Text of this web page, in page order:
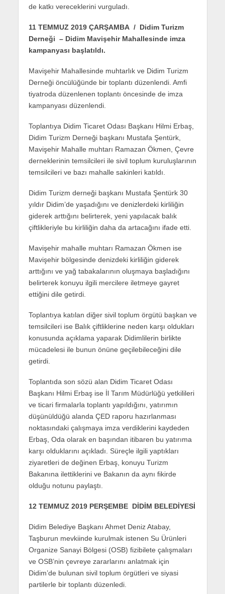
de katkı vereceklerini vurguladı.
11 TEMMUZ 2019 ÇARŞAMBA / Didim Turizm
Derneği – Didim Mavişehir Mahallesinde imza
kampanyası başlatıldı.
Mavişehir Mahallesinde muhtarlık ve Didim Turizm
Derneği öncülüğünde bir toplantı düzenlendi. Amfi
tiyatroda düzenlenen toplantı öncesinde de imza
kampanyası düzenlendi.
Toplantıya Didim Ticaret Odası Başkanı Hilmi Erbaş,
Didim Turizm Derneği başkanı Mustafa Şentürk,
Mavişehir Mahalle muhtarı Ramazan Ökmen, Çevre
derneklerinin temsilcileri ile sivil toplum kuruluşlarının
temsilcileri ve bazı mahalle sakinleri katıldı.
Didim Turizm derneği başkanı Mustafa Şentürk 30
yıldır Didim’de yaşadığını ve denizlerdeki kirliliğin
giderek arttığını belirterek, yeni yapılacak balık
çiftlikleriyle bu kirliliğin daha da artacağını ifade etti.
Mavişehir mahalle muhtarı Ramazan Ökmen ise
Mavişehir bölgesinde denizdeki kirliliğin giderek
arttığını ve yağ tabakalarının oluşmaya başladığını
belirterek konuyu ilgili mercilere iletmeye gayret
ettiğini dile getirdi.
Toplantıya katılan diğer sivil toplum örgütü başkan ve
temsilcileri ise Balık çiftliklerine neden karşı oldukları
konusunda açıklama yaparak Didimlilerin birlikte
mücadelesi ile bunun önüne geçilebileceğini dile
getirdi.
Toplantıda son sözü alan Didim Ticaret Odası
Başkanı Hilmi Erbaş ise İl Tarım Müdürlüğü yetkilileri
ve ticari firmalarla toplantı yapıldığını, yatırımın
düşünüldüğü alanda ÇED raporu hazırlanması
noktasındaki çalışmaya imza verdiklerini kaydeden
Erbaş, Oda olarak en başından itibaren bu yatırıma
karşı olduklarını açıkladı. Süreçle ilgili yaptıkları
ziyaretleri de değinen Erbaş, konuyu Turizm
Bakanına ilettiklerini ve Bakanın da aynı fikirde
olduğu notunu paylaştı.
12 TEMMUZ 2019 PERŞEMBE DİDİM BELEDİYESİ
Didim Belediye Başkanı Ahmet Deniz Atabay,
Taşburun mevkiinde kurulmak istenen Su Ürünleri
Organize Sanayi Bölgesi (OSB) fizibilete çalışmaları
ve OSB’nin çevreye zararlarını anlatmak için
Didim’de bulunan sivil toplum örgütleri ve siyasi
partilerle bir toplantı düzenledi.